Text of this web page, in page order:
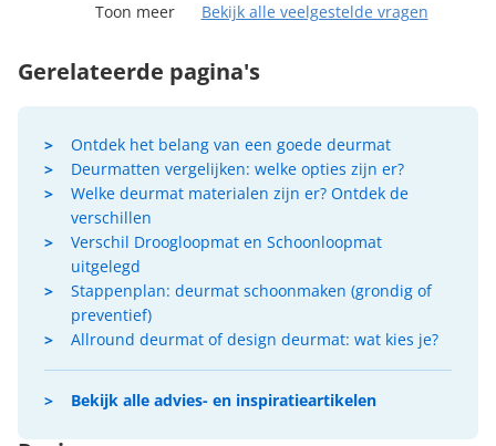
Toon meer Bekijk alle veelgestelde vragen
Gerelateerde pagina's
Ontdek het belang van een goede deurmat
Deurmatten vergelijken: welke opties zijn er?
Welke deurmat materialen zijn er? Ontdek de
verschillen
Verschil Droogloopmat en Schoonloopmat
uitgelegd
Stappenplan: deurmat schoonmaken (grondig of
preventief)
Allround deurmat of design deurmat: wat kies je?
Bekijk alle advies- en inspiratieartikelen